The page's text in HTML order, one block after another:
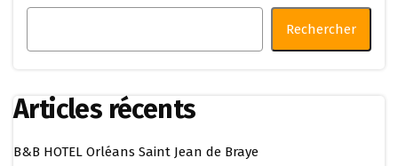
Rechercher
Articles récents
B&B HOTEL Orléans Saint Jean de Braye